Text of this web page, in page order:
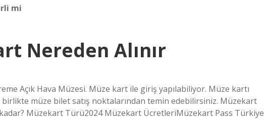
mi
Nereden Alınır
Açık Hava Müzesi. Müze kart ile giriş yapılabiliyor. Müze kartı
müze bilet satış noktalarından temin edebilirsiniz. Müzekart
Müzekart Türü2024 Müzekart ÜcretleriMüzekart Pass Türkiye